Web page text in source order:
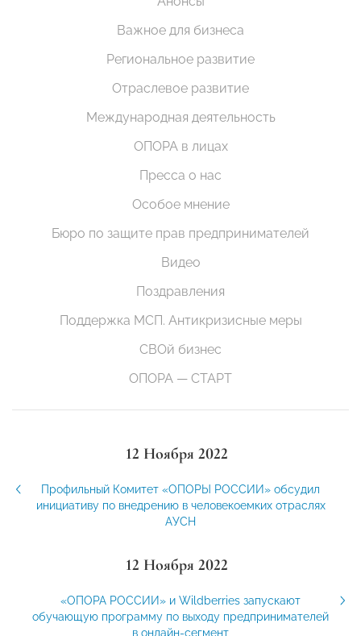
Важное для бизнеса
Региональное развитие
Отраслевое развитие
Международная деятельность
ОПОРА в лицах
Пресса о нас
Особое мнение
Бюро по защите прав предпринимателей
Видео
Поздравления
Поддержка МСП. Антикризисные меры
СВОй бизнес
ОПОРА — СТАРТ
12 Ноября 2022
Профильный Комитет «ОПОРЫ РОССИИ» обсудил
инициативу по внедрению в человекоемких отраслях
АУСН
12 Ноября 2022
«ОПОРА РОССИИ» и Wildberries запускают
обучающую программу по выходу предпринимателей
в онлайн-сегмент